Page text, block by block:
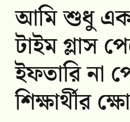
আমি শুধু
টাইম গ্লাস
ইফতারি না
শিক্ষার্থীর